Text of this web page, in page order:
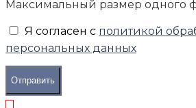
Максимальный размер одного
Я согласен с политикой
персональных данных
Отправить